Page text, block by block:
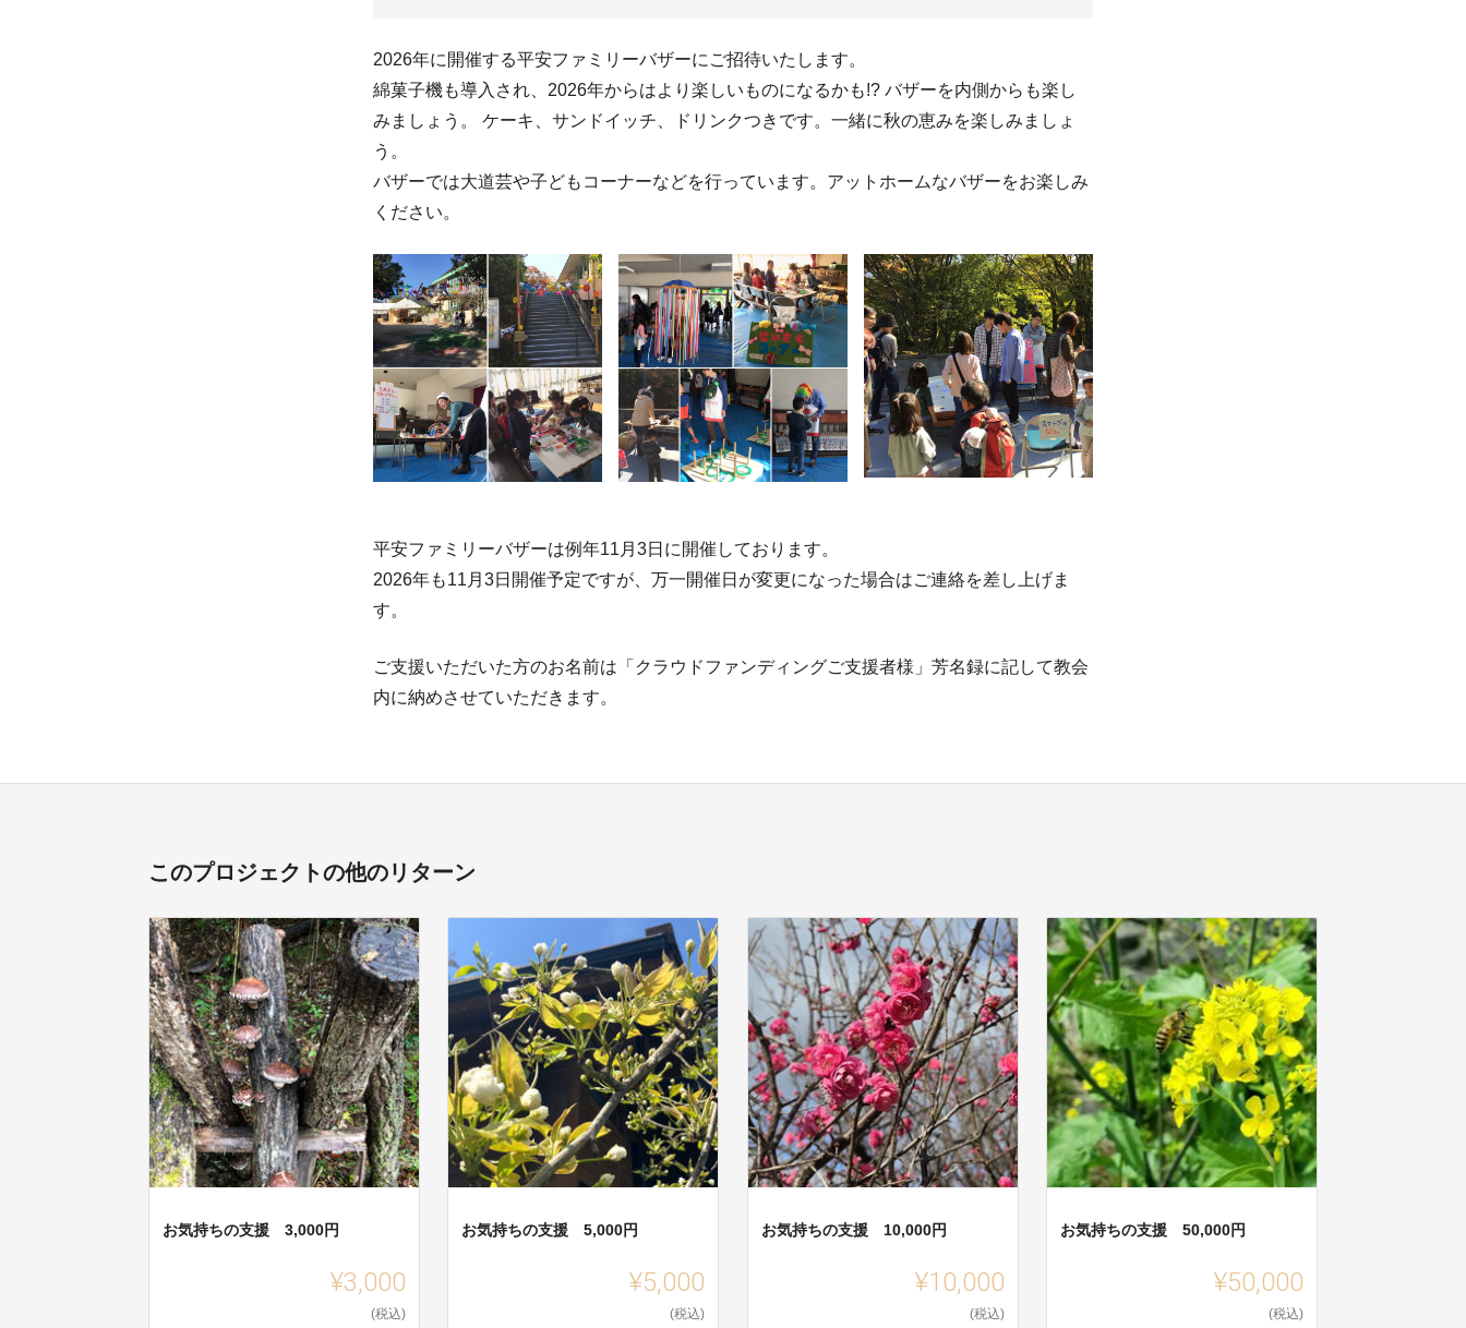
2026年に開催する平安ファミリーバザーにご招待いたします。
綿菓子機も導入され、2026年からはより楽しいものになるかも!? バザーを内側からも楽し
みましょう。 ケーキ、サンドイッチ、ドリンクつきです。一緒に秋の恵みを楽しみましょ
う。
バザーでは大道芸や子どもコーナーなどを行っています。アットホームなバザーをお楽しみ
ください。
平安ファミリーバザーは例年11月3日に開催しております。
2026年も11月3日開催予定ですが、万一開催日が変更になった場合はご連絡を差し上げま
す。
ご支援いただいた方のお名前は「クラウドファンディングご支援者様」芳名録に記して教会
内に納めさせていただきます。
このプロジェクトの他のリターン
お気持ちの支援 3,000円
¥3,000
(税込)
お気持ちの支援 5,000円
¥5,000
(税込)
お気持ちの支援 10,000円
¥10,000
(税込)
お気持ちの支援 50,000円
¥50,000
(税込)